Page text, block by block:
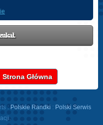
Strona Główna
: Polskie Randki : Polski Serwis